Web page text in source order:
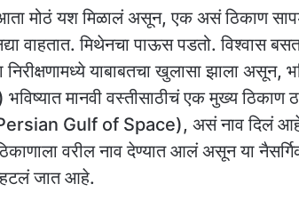
मोठं यश मिळालं असून, एक असं ठिकाण
वाहतात. मिथेनचा पाऊस पडतो. विश्वास
याबाबतचा खुलासा झाला असून,
मानवी वस्तीसाठीचं एक मुख्य ठिकाण
Gulf of Space), असं नाव दिलं आहे.
वरील नाव देण्यात आलं असून या
जात आहे.